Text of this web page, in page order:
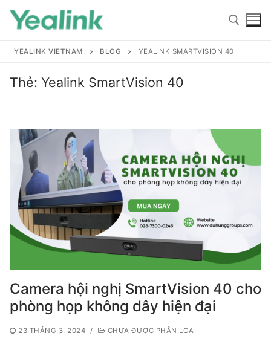
Home
Sản phẩm
Hỗ trợ
Hỗ trợ
Tài liệu hướng dẫn
Điện thoại IP Phone
Wireless IP Phone
Giới thiệu
Đại lý
Sự kiện
Liên hệ
YEALINK VIETNAM BLOG YEALINK SMARTVISION 40
Thẻ: Yealink SmartVision 40
Camera hội nghị SmartVision 40 cho
phòng họp không dây hiện đại
23 THÁNG 3, 2024 / CHƯA ĐƯỢC PHÂN LOẠI